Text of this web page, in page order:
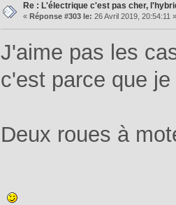
Re : L'électrique c'est pas cher,
« Réponse #303 le: 26 Avril 2019, 20:54:11 »
J'aime pas les
c'est parce que
Deux roues à